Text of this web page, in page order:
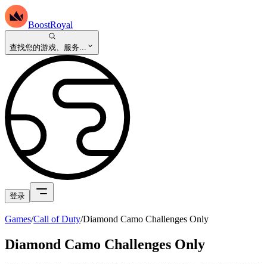
BoostRoyal
查找您的游戏、服务...
登录
Games/Call of Duty/Diamond Camo Challenges Only
Diamond Camo Challenges Only